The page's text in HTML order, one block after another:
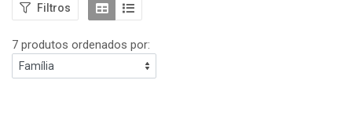
Filtros
7 produtos ordenados por: